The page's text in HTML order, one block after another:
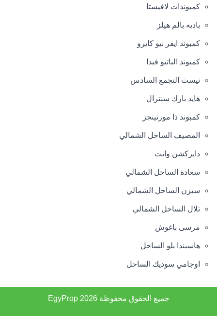
كمبوندات لافيستا
باديه بالم هيلز
كمبوند ايفر نيو كايرو
كمبوند الباتيو فيدا
نيست التجمع السادس
هايد بارك سنترال
كمبوند ذا مورنينجز
المصيف الساحل الشمالي
دايركشن وايت
سعادة الساحل الشمالي
سيزن الساحل الشمالي
تلال الساحل الشمالي
مرسى باغوش
هاسيندا بلو الساحل
اوجامي سوديك الساحل
جميع الحقوق محفوظة 2026 EgyProp